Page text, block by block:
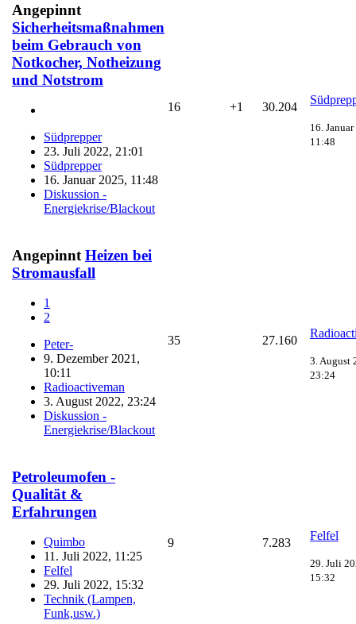
Angepinnt
Sicherheitsmaßnahmen
beim Gebrauch von
Notkocher, Notheizung
und Notstrom
Südprepper
23. Juli 2022, 21:01
Südprepper
16. Januar 2025, 11:48
Diskussion -
Energiekrise/Blackout
16 +1 30.204
16.
11:48
Angepinnt Heizen bei
Stromausfall
1
2
Peter-
9. Dezember 2021,
10:11
Radioactiveman
3. August 2022, 23:24
Diskussion -
Energiekrise/Blackout
35 27.160
3. August
23:24
Petroleumofen -
Qualität &
Erfahrungen
Quimbo
11. Juli 2022, 11:25
Felfel
29. Juli 2022, 15:32
Technik (Lampen,
Funk,usw.)
9 7.283
Felfel
29. Juli
15:32